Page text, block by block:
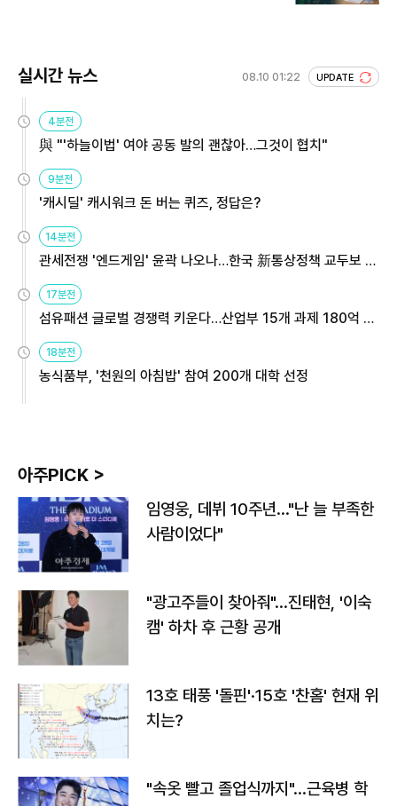
실시간 뉴스 08.10 01:22 UPDATE
4분전
與 "'하늘이법' 여야 공동 발의 괜찮아…그것이 협치"
9분전
'캐시딜' 캐시워크 돈 버는 퀴즈, 정답은?
14분전
관세전쟁 '엔드게임' 윤곽 나오나…한국 新통상정책 교두보 활
용해야
17분전
섬유패션 글로벌 경쟁력 키운다…산업부 15개 과제 180억 지
원
18분전
농식품부, '천원의 아침밥' 참여 200개 대학 선정
아주PICK >
임영웅, 데뷔 10주년…"난 늘 부족한
사람이었다"
"광고주들이 찾아줘"…진태현, '이숙
캠' 하차 후 근황 공개
13호 태풍 '돌핀'·15호 '찬홈' 현재 위
치는?
"속옷 빨고 졸업식까지"…근육병 학